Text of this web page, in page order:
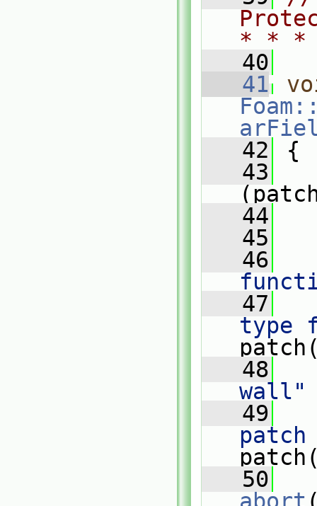
* * *
   40
   41
   42
{
   43
   44
   45
   46
   47
type
   48
wall"
   49
   50